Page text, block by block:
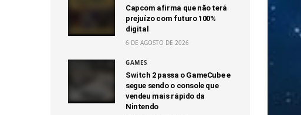
Capcom afirma que não terá
prejuízo com futuro 100%
digital
6 DE AGOSTO DE 2026
GAMES
Switch 2 passa o GameCube e
segue sendo o console que
vendeu mais rápido da
Nintendo